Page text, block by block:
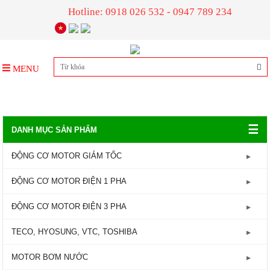
Hotline: 0918 026 532 - 0947 789 234
MENU
DANH MỤC SẢN PHẨM ☰
ĐỘNG CƠ MOTOR GIẢM TỐC
GIẢM TỐC TRỤC LIỀN
GIẢM TỐC ĐẦU TRÒN
GIẢM TỐC ĐẦU VUÔNG
GIẢM TỐC CỐT ÂM
ĐỘNG CƠ MOTOR ĐIỆN 1 PHA
Động Cơ Motor Điện 1 Pha - 1450RPM
Động Cơ Motor Điện 1 Pha - 2800RPM
ĐỘNG CƠ MOTOR ĐIỆN 3 PHA
Động Cơ Motor Điện 3 Pha - 960RPM
Động Cơ Motor Điện 3 Pha - 1450RPM
TECO, HYOSUNG, VTC, TOSHIBA
MOTOR TECO
MOTOR BƠM NƯỚC